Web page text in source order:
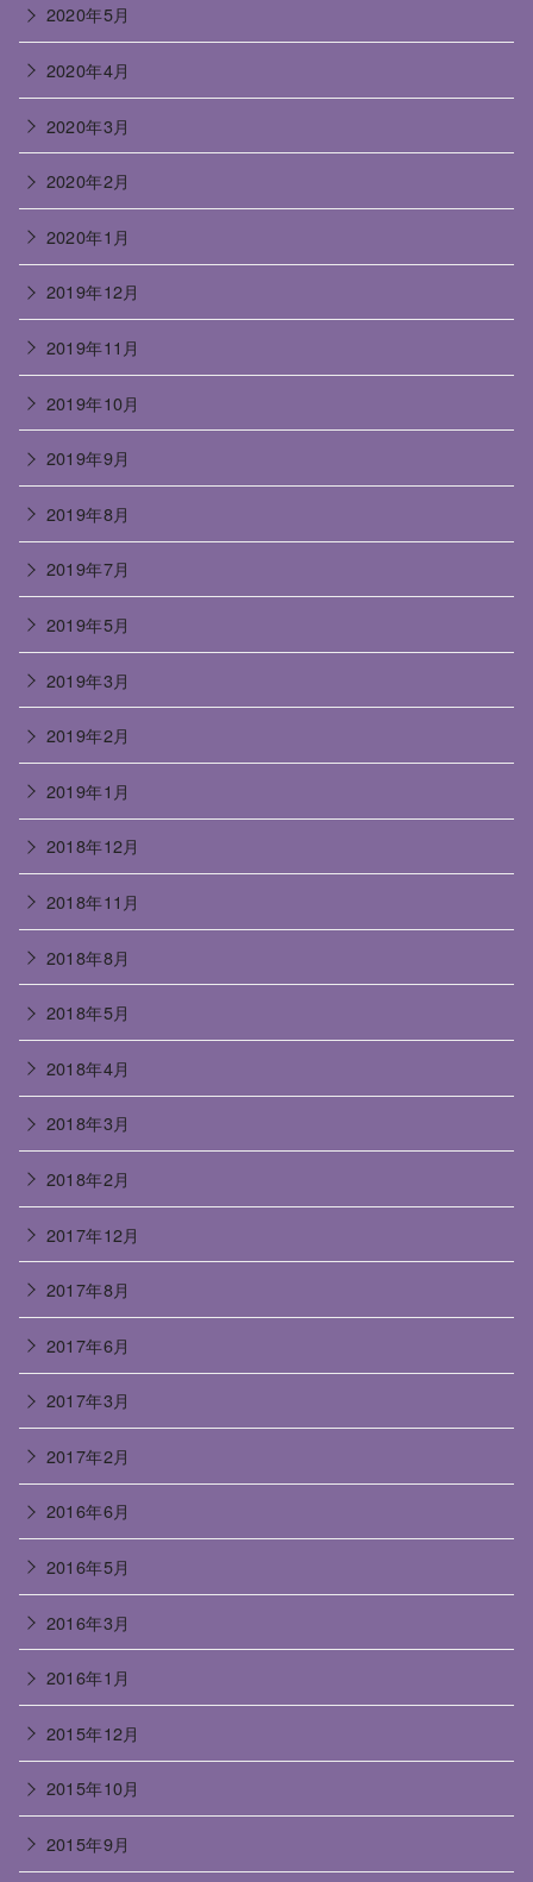
2020年5月
2020年4月
2020年3月
2020年2月
2020年1月
2019年12月
2019年11月
2019年10月
2019年9月
2019年8月
2019年7月
2019年5月
2019年3月
2019年2月
2019年1月
2018年12月
2018年11月
2018年8月
2018年5月
2018年4月
2018年3月
2018年2月
2017年12月
2017年8月
2017年6月
2017年3月
2017年2月
2016年6月
2016年5月
2016年3月
2016年1月
2015年12月
2015年10月
2015年9月